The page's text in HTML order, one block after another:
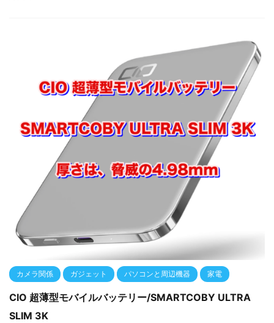
カメラ関係 ガジェット パソコンと周辺機器 家電
CIO 超薄型モバイルバッテリー/SMARTCOBY ULTRA
SLIM 3K